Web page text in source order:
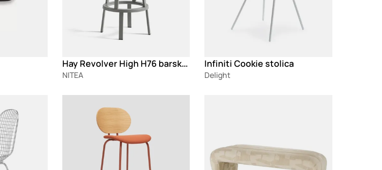
Hay Revolver High H76 barska stolica
NITEA
Infiniti Cookie stolica
Delight